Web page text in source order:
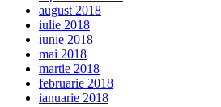
august 2018
iulie 2018
iunie 2018
mai 2018
martie 2018
februarie 2018
ianuarie 2018